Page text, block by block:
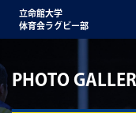
立命館大学
体育会ラグビー部
PHOTO